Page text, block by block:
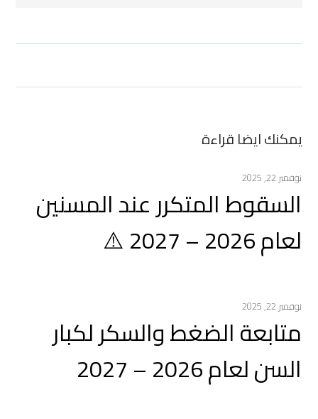
يمكنك ايضا قراءة
نوفمبر 22, 2025
السقوط المتكرر عند المسنين
لعام 2026 – 2027 ⚠️
نوفمبر 22, 2025
متابعة الضغط والسكر لكبار
السن لعام 2026 – 2027